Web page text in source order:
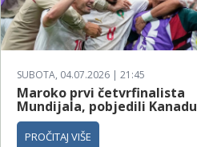
SUBOTA, 04.07.2026 | 21:45
Maroko prvi četvrfinalista
Mundijala, pobjedili Kanadu
PROČITAJ VIŠE